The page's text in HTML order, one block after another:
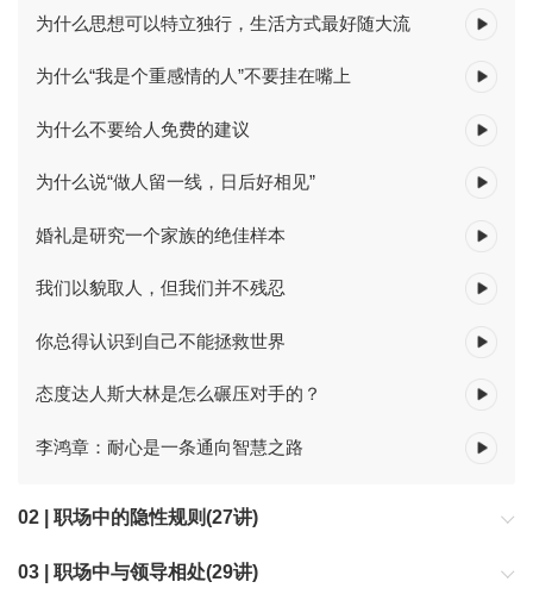
为什么思想可以特立独行，生活方式最好随大流
为什么“我是个重感情的人”不要挂在嘴上
为什么不要给人免费的建议
为什么说“做人留一线，日后好相见”
婚礼是研究一个家族的绝佳样本
我们以貌取人，但我们并不残忍
你总得认识到自己不能拯救世界
态度达人斯大林是怎么碾压对手的？
李鸿章：耐心是一条通向智慧之路
02 | 职场中的隐性规则(27讲)
03 | 职场中与领导相处(29讲)